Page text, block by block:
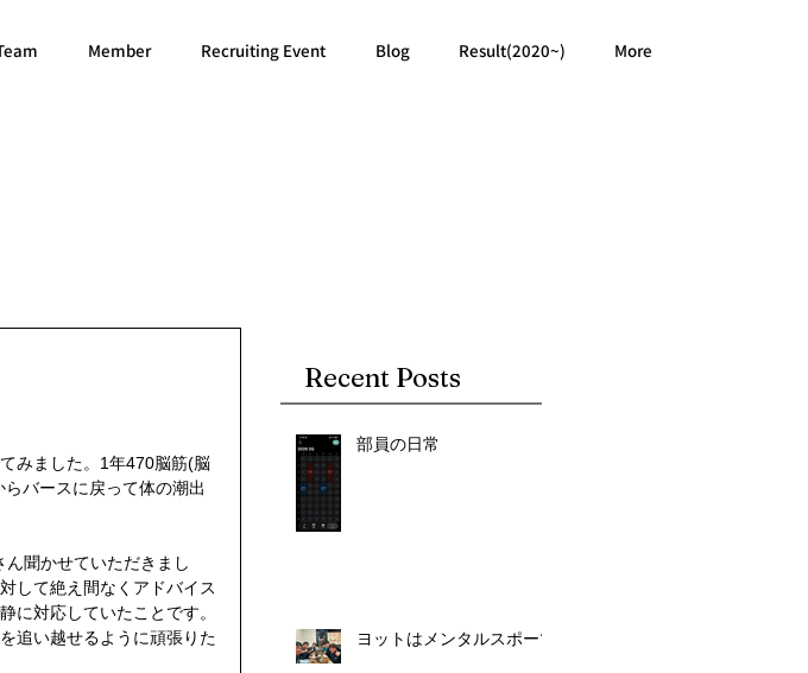
Member Recruiting Event Blog Result(2020~) More
みました。1年470脳筋(脳
バースに戻って体の潮出
聞かせていただきまし
して絶え間なくアドバイス
に対応していたことです。
追い越せるように頑張りた
Recent Posts
部員の日常
ヨットはメンタルスポーツ